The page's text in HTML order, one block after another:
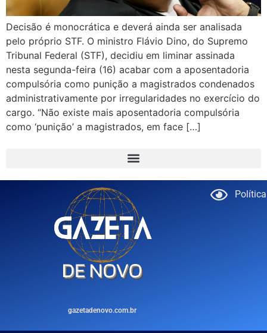
Decisão é monocrática e deverá ainda ser analisada
pelo próprio STF. O ministro Flávio Dino, do Supremo
Tribunal Federal (STF), decidiu em liminar assinada
nesta segunda-feira (16) acabar com a aposentadoria
compulsória como punição a magistrados condenados
administrativamente por irregularidades no exercício do
cargo. “Não existe mais aposentadoria compulsória
como ‘punição’ a magistrados, em face […]
gazetadenovo.com.br